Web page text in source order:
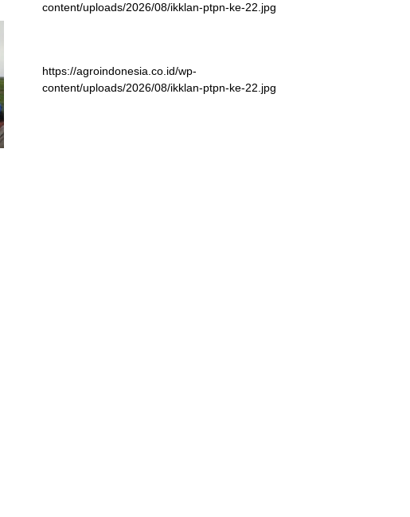
content/uploads/2026/08/ikklan-ptpn-ke-22.jpg
https://agroindonesia.co.id/wp-
content/uploads/2026/08/ikklan-ptpn-ke-22.jpg